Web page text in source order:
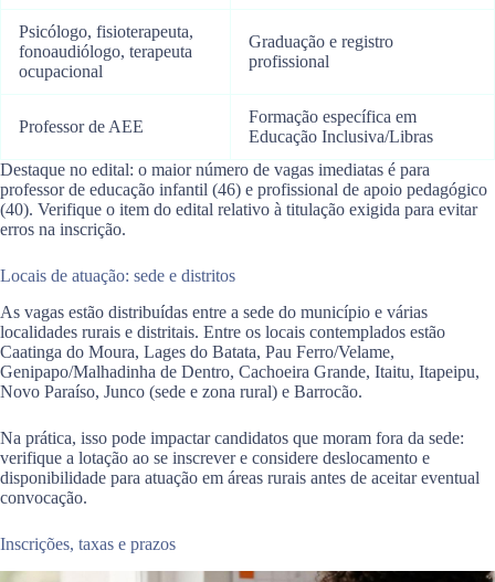
Psicólogo, fisioterapeuta,
fonoaudiólogo, terapeuta
ocupacional
Graduação e registro
profissional
Professor de AEE
Formação específica em
Educação Inclusiva/Libras
Destaque no edital: o maior número de vagas imediatas é para
professor de educação infantil (46) e profissional de apoio pedagógico
(40). Verifique o item do edital relativo à titulação exigida para evitar
erros na inscrição.
Locais de atuação: sede e distritos
As vagas estão distribuídas entre a sede do município e várias
localidades rurais e distritais. Entre os locais contemplados estão
Caatinga do Moura, Lages do Batata, Pau Ferro/Velame,
Genipapo/Malhadinha de Dentro, Cachoeira Grande, Itaitu, Itapeipu,
Novo Paraíso, Junco (sede e zona rural) e Barrocão.
Na prática, isso pode impactar candidatos que moram fora da sede:
verifique a lotação ao se inscrever e considere deslocamento e
disponibilidade para atuação em áreas rurais antes de aceitar eventual
convocação.
Inscrições, taxas e prazos